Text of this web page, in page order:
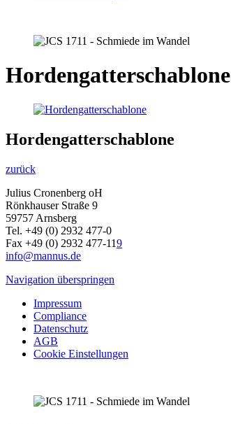
Hordengatterschablone
Hordengatterschablone
zurück
Julius Cronenberg oH
Rönkhauser Straße 9
59757 Arnsberg
Tel. +49 (0) 2932 477-0
Fax +49 (0) 2932 477-119
info@mannus.de
Navigation überspringen
Impressum
Compliance
Datenschutz
AGB
Cookie Einstellungen